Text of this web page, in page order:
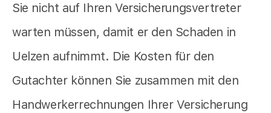
Sie nicht auf Ihren Versicherungsvertreter
warten müssen, damit er den Schaden in
Uelzen aufnimmt. Die Kosten für den
Gutachter können Sie zusammen mit den
Handwerkerrechnungen Ihrer Versicherung